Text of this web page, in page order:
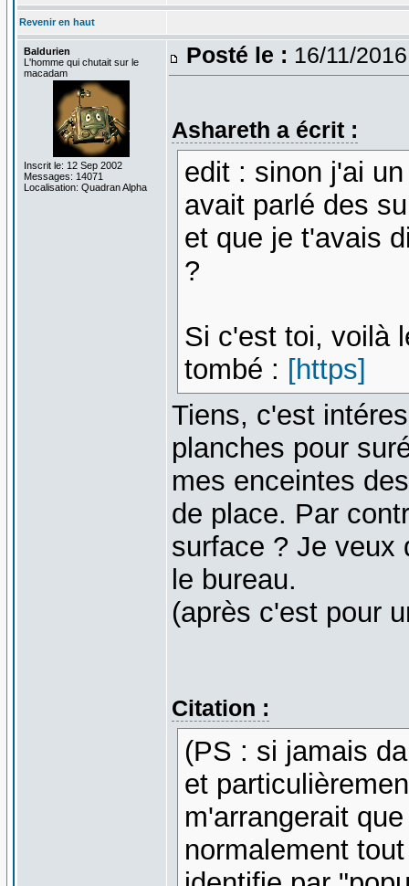
Revenir en haut
Baldurien
L'homme qui chutait sur le
macadam
Inscrit le: 12 Sep 2002
Messages: 14071
Localisation: Quadran Alpha
Posté le : 16/11/
Ashareth a écrit :
edit : sinon j'ai
avait parlé des
et que je t'avais
?
Si c'est toi, voilà
tombé : [https]
Tiens, c'est
planches pour
mes enceintes
de place. Par
surface ? Je veux
le bureau.
(après c'est pour
Citation :
(PS : si jamais
et
m'arrangerait
normalement